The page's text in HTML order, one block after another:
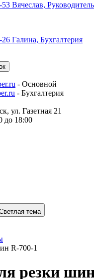
53 Вячеслав,
26 Галина, Бухгалтерия
- Основной
- Бухгалтерия
ул. Газетная 21
до 18:00
тема
R-700-1
резки